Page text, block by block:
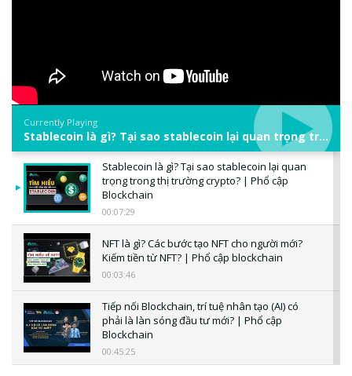
Currently Playing
Stablecoin là gì? Tại sao stablecoin lại quan trọng trong thị trường crypto? | Phổ cập Blockchain
Stablecoin là gì? Tại sao stablecoin lại quan
trọng trong thị trường crypto? | Phổ cập
Blockchain
00:07:29
NFT là gì? Các bước tạo NFT cho người mới?
Kiếm tiền từ NFT? | Phổ cập blockchain
00:03:46
Tiếp nối Blockchain, trí tuệ nhân tạo (AI) có
phải là làn sóng đầu tư mới? | Phổ cập
Blockchain
00:45:25